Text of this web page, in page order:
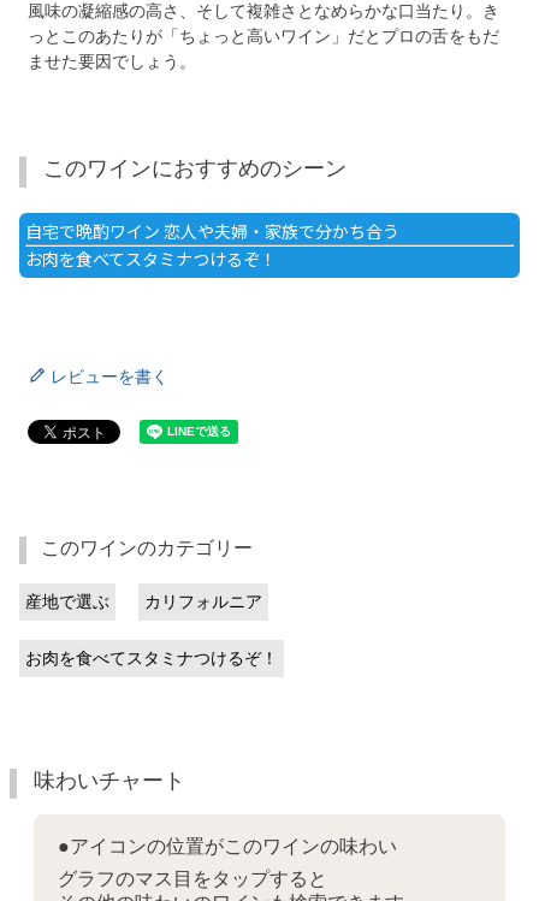
風味の凝縮感の高さ、そして複雑さとなめらかな口当たり。き
っとこのあたりが「ちょっと高いワイン」だとプロの舌をもだ
ませた要因でしょう。
このワインにおすすめのシーン
自宅で晩酌ワイン 恋人や夫婦・家族で分かち合う
お肉を食べてスタミナつけるぞ！
レビューを書く
このワインのカテゴリー
産地で選ぶ カリフォルニア
お肉を食べてスタミナつけるぞ！
味わいチャート
●アイコンの位置がこのワインの味わい
グラフのマス目をタップすると